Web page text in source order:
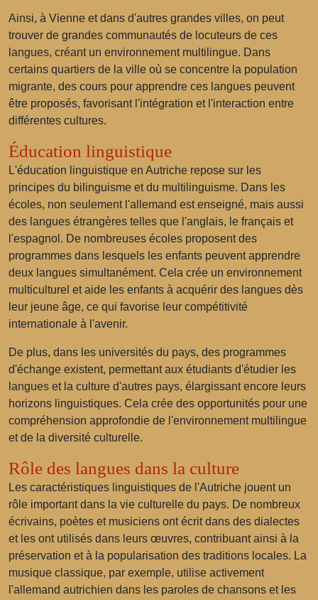
Ainsi, à Vienne et dans d'autres grandes villes, on peut
trouver de grandes communautés de locuteurs de ces
langues, créant un environnement multilingue. Dans
certains quartiers de la ville où se concentre la population
migrante, des cours pour apprendre ces langues peuvent
être proposés, favorisant l'intégration et l'interaction entre
différentes cultures.
Éducation linguistique
L'éducation linguistique en Autriche repose sur les
principes du bilinguisme et du multilinguisme. Dans les
écoles, non seulement l'allemand est enseigné, mais aussi
des langues étrangères telles que l'anglais, le français et
l'espagnol. De nombreuses écoles proposent des
programmes dans lesquels les enfants peuvent apprendre
deux langues simultanément. Cela crée un environnement
multiculturel et aide les enfants à acquérir des langues dès
leur jeune âge, ce qui favorise leur compétitivité
internationale à l'avenir.
De plus, dans les universités du pays, des programmes
d'échange existent, permettant aux étudiants d'étudier les
langues et la culture d'autres pays, élargissant encore leurs
horizons linguistiques. Cela crée des opportunités pour une
compréhension approfondie de l'environnement multilingue
et de la diversité culturelle.
Rôle des langues dans la culture
Les caractéristiques linguistiques de l'Autriche jouent un
rôle important dans la vie culturelle du pays. De nombreux
écrivains, poètes et musiciens ont écrit dans des dialectes
et les ont utilisés dans leurs œuvres, contribuant ainsi à la
préservation et à la popularisation des traditions locales. La
musique classique, par exemple, utilise activement
l'allemand autrichien dans les paroles de chansons et les